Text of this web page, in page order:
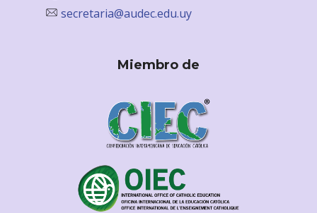
secretaria@audec.edu.uy
Miembro de